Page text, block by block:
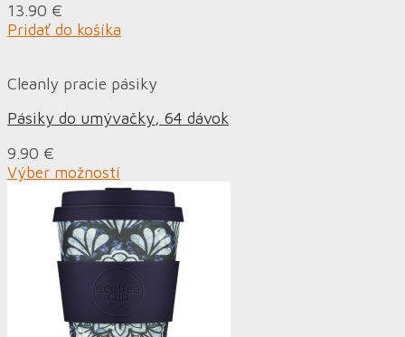
13.90 €
Pridať do košíka
Cleanly pracie pásiky
Pásiky do umývačky, 64 dávok
9.90 €
Výber možností